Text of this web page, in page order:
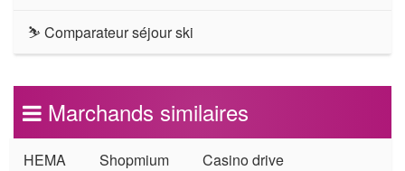
⛷ Comparateur séjour ski
Marchands similaires
HEMA Shopmium Casino drive